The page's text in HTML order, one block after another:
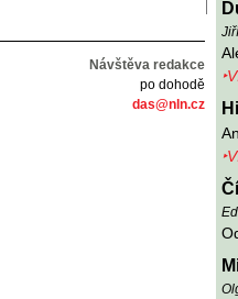
Návštěva redakce
po dohodě
das@nln.cz